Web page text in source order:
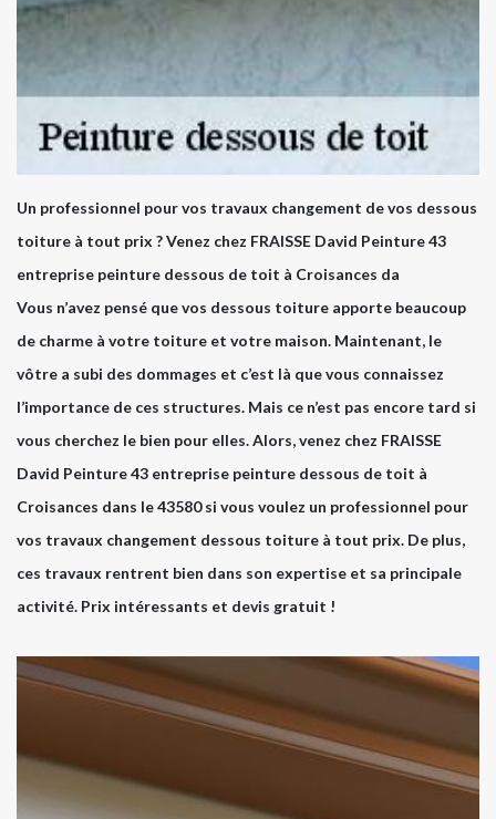
Un professionnel pour vos travaux changement de vos dessous
toiture à tout prix ? Venez chez FRAISSE David Peinture 43
entreprise peinture dessous de toit à Croisances da
Vous n’avez pensé que vos dessous toiture apporte beaucoup
de charme à votre toiture et votre maison. Maintenant, le
vôtre a subi des dommages et c’est là que vous connaissez
l’importance de ces structures. Mais ce n’est pas encore tard si
vous cherchez le bien pour elles. Alors, venez chez FRAISSE
David Peinture 43 entreprise peinture dessous de toit à
Croisances dans le 43580 si vous voulez un professionnel pour
vos travaux changement dessous toiture à tout prix. De plus,
ces travaux rentrent bien dans son expertise et sa principale
activité. Prix intéressants et devis gratuit !